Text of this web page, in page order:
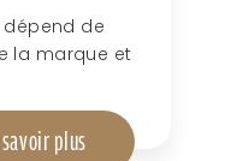
dépend de
la marque et
savoir plus